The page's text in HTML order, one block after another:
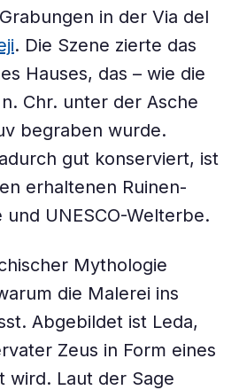
in der Via del
. Die Szene zierte das
Hauses, das – wie die
Chr. unter der Asche
begraben wurde.
gut konserviert, ist
erhaltenen Ruinen-
UNESCO-Welterbe.
Mythologie
die Malerei ins
Abgebildet ist Leda,
Zeus in Form eines
wird. Laut der Sage